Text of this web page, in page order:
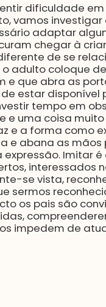
dificuldade
vamos
adaptar
chegar à
de se
adulto coloque
que abra as
estar
tempo em
e uma coisa
e a forma como
e abana as
Imitar
interessados
se vista,
sermos
os pais são
impedem de